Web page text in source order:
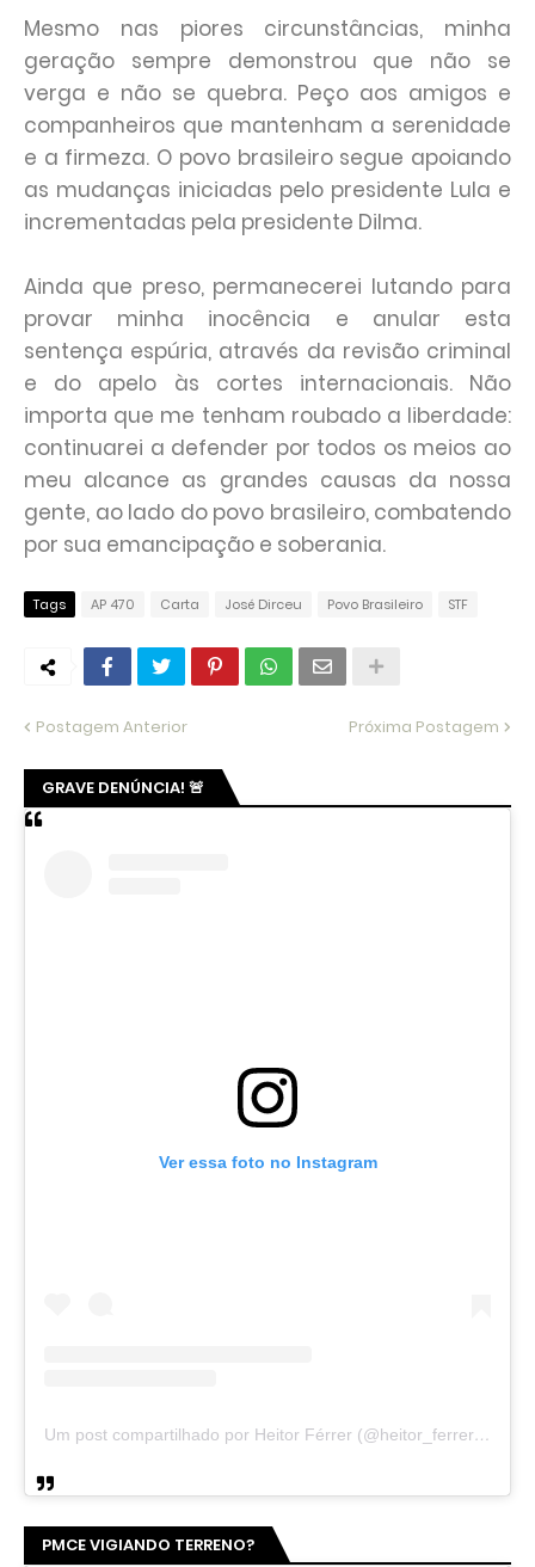
Mesmo nas piores circunstâncias, minha
geração sempre demonstrou que não se
verga e não se quebra. Peço aos amigos e
companheiros que mantenham a serenidade
e a firmeza. O povo brasileiro segue apoiando
as mudanças iniciadas pelo presidente Lula e
incrementadas pela presidente Dilma.
Ainda que preso, permanecerei lutando para
provar minha inocência e anular esta
sentença espúria, através da revisão criminal
e do apelo às cortes internacionais. Não
importa que me tenham roubado a liberdade:
continuarei a defender por todos os meios ao
meu alcance as grandes causas da nossa
gente, ao lado do povo brasileiro, combatendo
por sua emancipação e soberania.
Tags AP 470 Carta José Dirceu Povo Brasileiro STF
Postagem Anterior Próxima Postagem
GRAVE DENÚNCIA! 🚨
Ver essa foto no Instagram
Um post compartilhado por Heitor Férrer (@heitor_ferrer77)
PMCE VIGIANDO TERRENO?